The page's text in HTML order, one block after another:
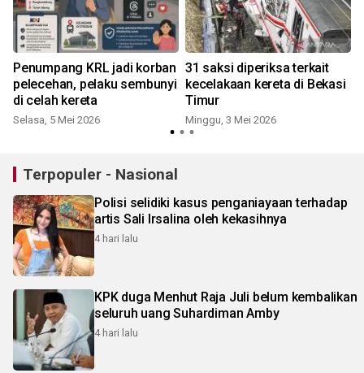
Penumpang KRL jadi korban
pelecehan, pelaku sembunyi
di celah kereta
Selasa, 5 Mei 2026
31 saksi diperiksa terkait
kecelakaan kereta di Bekasi
Timur
Minggu, 3 Mei 2026
Terpopuler - Nasional
Polisi selidiki kasus penganiayaan terhadap
artis Sali Irsalina oleh kekasihnya
4 hari lalu
KPK duga Menhut Raja Juli belum kembalikan
seluruh uang Suhardiman Amby
4 hari lalu